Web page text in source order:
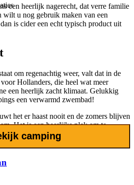
een heerlijk nagerecht, dat verre familie
wilt u nog gebruik maken van een
is cider een echt typisch product uit
om regenachtig weer, valt dat in de
Hollanders, die heel wat meer
een heerlijk zacht klimaat. Gelukkig
een verwarmd zwembad!
het er haast nooit en de zomers blijven
Het is een heerlijke plek om te
2.000 uur zon per jaar is de kans
wordt doorgebracht.
camping